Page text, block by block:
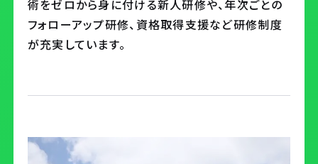
コーポレートサイト
術をゼロから身に付ける新人研修や、年次ごとの
フォローアップ研修、資格取得支援など研修制度
が充実しています。